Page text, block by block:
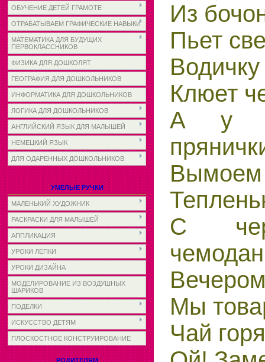
ОБУЧЕНИЕ ДЕТЕЙ ГРАМОТЕ
ОТРАБАТЫВАЕМ ГРАФИЧЕСКИЕ НАВЫКИ
МАТЕМАТИКА ДЛЯ БУДУЩИХ
ПЕРВОКЛАССНИКОВ
ФИЗИКА ДЛЯ ДОШКОЛЯТ
ГЕОГРАФИЯ ДЛЯ ДОШКОЛЬНИКОВ
ИНФОРМАТИКА ДЛЯ ДОШКОЛЬНИКОВ
ЛОГИКА ДЛЯ ДОШКОЛЬНИКОВ
АНГЛИЙСКИЙ ЯЗЫК ДЛЯ МАЛЫШЕЙ
НЕМЕЦКИЙ ЯЗЫК
ДЛЯ ОДАРЕННЫХ ДОШКОЛЬНИКОВ
УМЕЛЫЕ РУЧКИ
МАЛЕНЬКИЙ ХУДОЖНИК
РАСКРАСКИ ДЛЯ МАЛЫШЕЙ
АППЛИКАЦИЯ
УРОКИ ЛЕПКИ
УРОКИ ДИЗАЙНА
МОДЕЛИРОВАНИЕ ИЗ ВОЗДУШНЫХ
ШАРИКОВ
ПОДЕЛКИ
ИСКУССТВО ДЕТЯМ
ПЛОСКОСТНОЕ КОНСТРУИРОВАНИЕ
РОДИТЕЛЯМ
Из
Пьет
Клюет
А у
Вымоем
С
Мы
Чай